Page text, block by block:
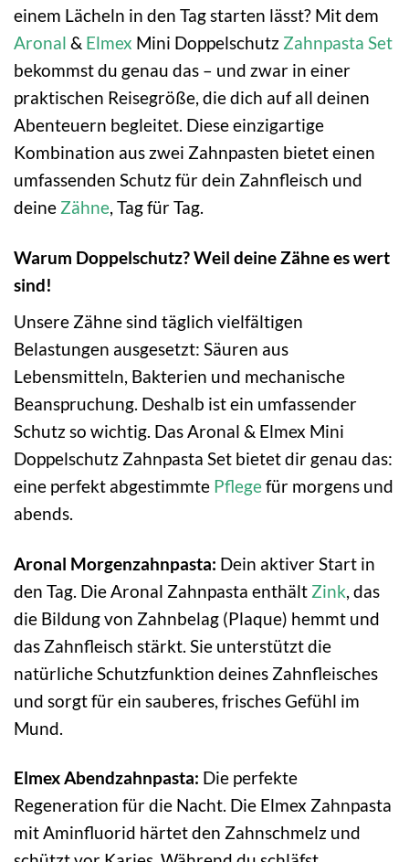
einem Lächeln in den Tag starten lässt? Mit dem
Aronal & Elmex Mini Doppelschutz Zahnpasta Set
bekommst du genau das – und zwar in einer
praktischen Reisegröße, die dich auf all deinen
Abenteuern begleitet. Diese einzigartige
Kombination aus zwei Zahnpasten bietet einen
umfassenden Schutz für dein Zahnfleisch und
deine Zähne, Tag für Tag.
Warum Doppelschutz? Weil deine Zähne es wert
sind!
Unsere Zähne sind täglich vielfältigen
Belastungen ausgesetzt: Säuren aus
Lebensmitteln, Bakterien und mechanische
Beanspruchung. Deshalb ist ein umfassender
Schutz so wichtig. Das Aronal & Elmex Mini
Doppelschutz Zahnpasta Set bietet dir genau das:
eine perfekt abgestimmte Pflegefür morgens und
abends.
Aronal Morgenzahnpasta: Dein aktiver Start in
den Tag. Die Aronal Zahnpasta enthält Zink , das
die Bildung von Zahnbelag (Plaque) hemmt und
das Zahnfleisch stärkt. Sie unterstützt die
natürliche Schutzfunktion deines Zahnfleisches
und sorgt für ein sauberes, frisches Gefühl im
Mund.
Elmex Abendzahnpasta: Die perfekte
Regeneration für die Nacht. Die Elmex Zahnpasta
mit Aminfluorid härtet den Zahnschmelz und